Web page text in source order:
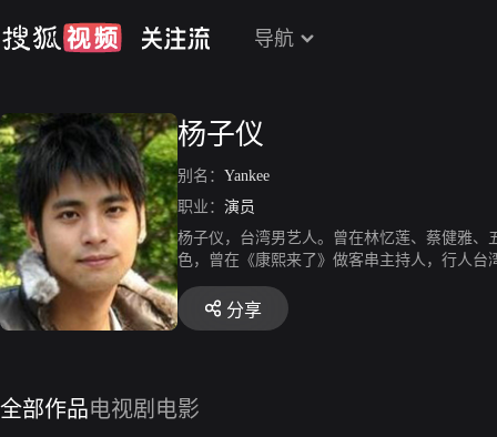
导航
杨子仪
别名： Yankee
职业： 演员
杨子仪，台湾男艺人。曾在林忆莲、蔡健雅
色，曾在《康熙来了》做客串主持人，行人台
分享
全部作品电视剧 电影